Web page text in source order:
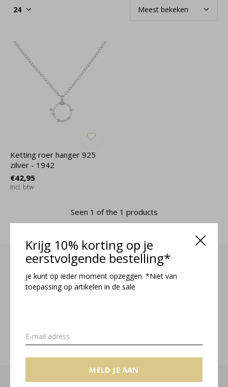
Krijg 10% korting op je
eerstvolgende bestelling*
je kunt op ieder moment opzeggen. *Niet van
toepassing op artikelen in de sale
MELD JE AAN
Ketting roer hanger 925
zilver - 1942
€42,95
Incl. btw
Seen 1 of the 1 products
Meld je aan voor onze nieuwsbrief